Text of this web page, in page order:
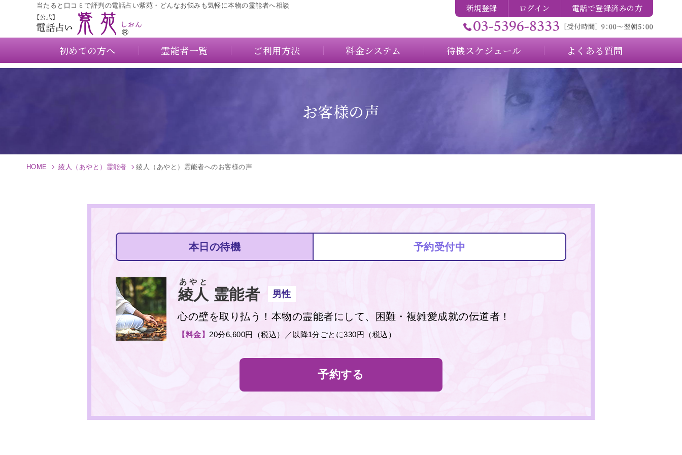
当たると口コミで評判の電話占い紫苑・どんなお悩みも気軽に本物の霊能者へ相談 新規登録 ログイン 電話で登録済みの方
初めての方へ 霊能者一覧 ご利用方法 料金システム 待機スケジュール よくある質問
お客様の声
HOME 綾人（あやと）霊能者 綾人（あやと）霊能者へのお客様の声
本日の待機 予約受付中
綾人
あやと
霊能者 男性
心の壁を取り払う！本物の霊能者にして、困難・複雑愛成就の伝道者！
【料金】 20分6,600円（税込）／以降1分ごとに330円（税込）
予約する